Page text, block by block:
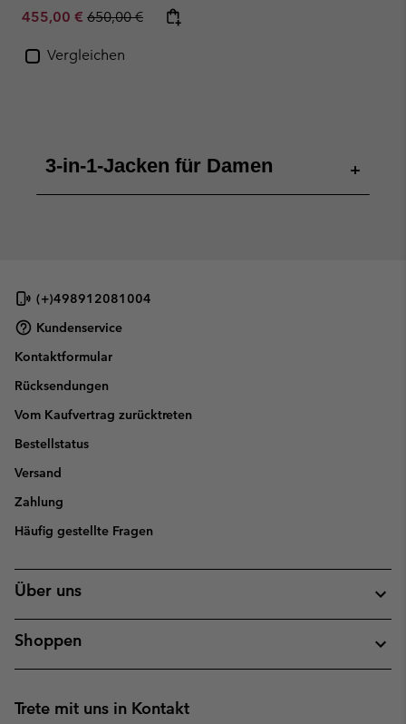
Sale price:
455,00 € Regular price:
650,00 €
Vergleichen
3-in-1-Jacken für Damen +
(+)498912081004
Kundenservice
Kontaktformular
Rücksendungen
Vom Kaufvertrag zurücktreten
Bestellstatus
Versand
Zahlung
Häufig gestellte Fragen
Über uns
Shoppen
Trete mit uns in Kontakt